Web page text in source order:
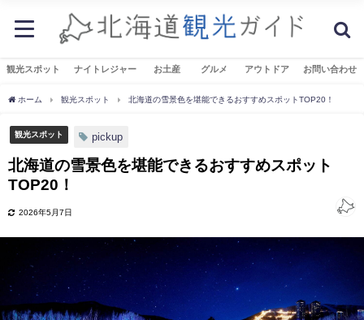
観光スポット ナイトレジャー お土産 グルメ アウトドア お問い合わせ
ホーム 観光スポット 北海道の雪景色を堪能できるおすすめスポットTOP20！
観光スポット pickup
北海道の雪景色を堪能できるおすすめスポット
TOP20！
2026年5月7日